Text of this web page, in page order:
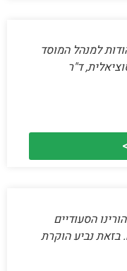
למנהל המוסד
ד"ר
הסעודיים
נביע הוקרת